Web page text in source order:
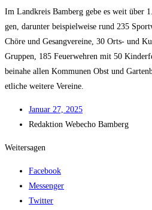
Im Land­kreis Bam­berg gebe es weit über
gen, dar­un­ter bei­spiel­wei­se rund 235
Chö­re und Gesang­ver­ei­ne, 30 Orts- und
Grup­pen, 185 Feu­er­weh­ren mit 50
bei­na­he allen Kom­mu­nen Obst und
etli­che wei­te­re Vereine.
Janu­ar 27, 2025
Redak­ti­on Web­echo Bamberg
Weitersagen
Facebook
Messenger
Twitter